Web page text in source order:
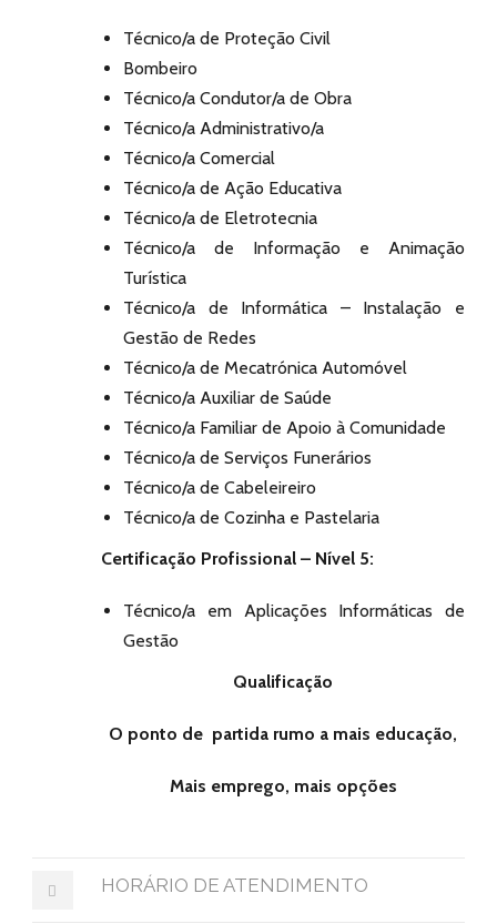
Técnico/a de Proteção Civil
Bombeiro
Técnico/a Condutor/a de Obra
Técnico/a Administrativo/a
Técnico/a Comercial
Técnico/a de Ação Educativa
Técnico/a de Eletrotecnia
Técnico/a de Informação e Animação
Turística
Técnico/a de Informática – Instalação e
Gestão de Redes
Técnico/a de Mecatrónica Automóvel
Técnico/a Auxiliar de Saúde
Técnico/a Familiar de Apoio à Comunidade
Técnico/a de Serviços Funerários
Técnico/a de Cabeleireiro
Técnico/a de Cozinha e Pastelaria
Certificação Profissional – Nível 5:
Técnico/a em Aplicações Informáticas de
Gestão
Qualificação
O ponto de partida rumo a mais educação,
Mais emprego, mais opções
HORÁRIO DE ATENDIMENTO